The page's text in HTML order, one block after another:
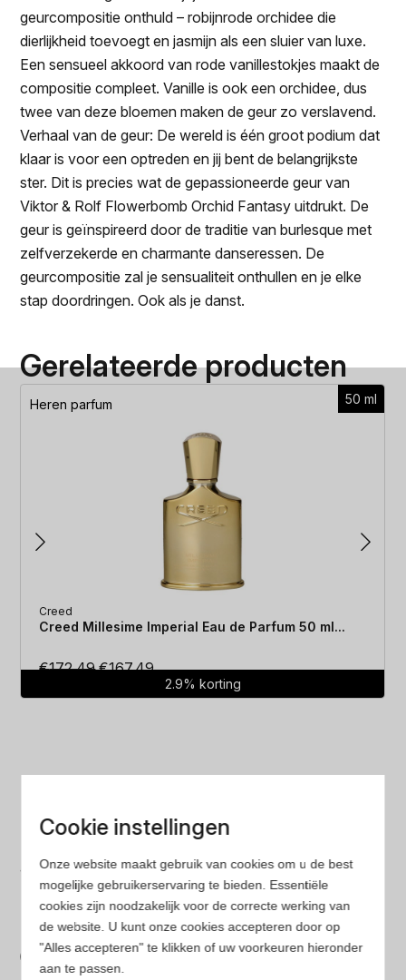
geurcompositie onthuld – robijnrode orchidee die
dierlijkheid toevoegt en jasmijn als een sluier van luxe.
Een sensueel akkoord van rode vanillestokjes maakt de
compositie compleet. Vanille is ook een orchidee, dus
twee van deze bloemen maken de geur zo verslavend.
Verhaal van de geur: De wereld is één groot podium dat
klaar is voor een optreden en jij bent de belangrijkste
ster. Dit is precies wat de gepassioneerde geur van
Viktor & Rolf Flowerbomb Orchid Fantasy uitdrukt. De
geur is geïnspireerd door de traditie van burlesque met
zelfverzekerde en charmante danseressen. De
geurcompositie zal je sensualiteit onthullen en je elke
stap doordringen. Ook als je danst.
Gerelateerde producten
50 ml
Heren parfum
Creed
Creed Millesime Imperial Eau de Parfum 50 ml...
€172.49Oorspronkelijke
€167.49Huidige
prijs
2.9% korting
Laagste prijs
Gegarandeerd de laagste prijs. Wij vergelijken prijzen
van verschillende websites
Gemakkelijk zoeken
Op onze website vind je eenvoudig je favoriete
Cookie instellingen
Onze website maakt gebruik van cookies om u de best
mogelijke gebruikerservaring te bieden. Essentiële
cookies zijn noodzakelijk voor de correcte werking van
de website. U kunt onze cookies accepteren door op
"Alles accepteren" te klikken of uw voorkeuren hieronder
aan te passen.